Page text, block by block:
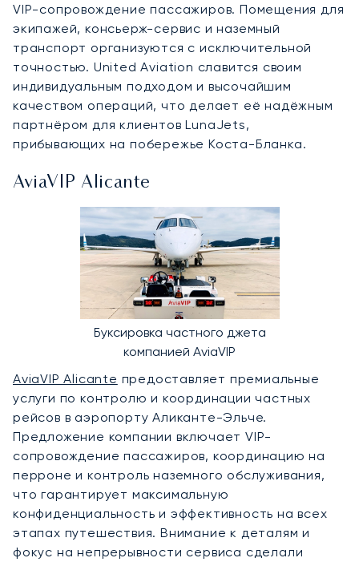
VIP-сопровождение пассажиров. Помещения для
экипажей, консьерж-сервис и наземный
транспорт организуются с исключительной
точностью. United Aviation славится своим
индивидуальным подходом и высочайшим
качеством операций, что делает её надёжным
партнёром для клиентов LunaJets,
прибывающих на побережье Коста-Бланка.
AviaVIP Alicante
Буксировка частного джета
компанией AviaVIP
AviaVIP Alicante предоставляет премиальные
услуги по контролю и координации частных
рейсов в аэропорту Аликанте-Эльче.
Предложение компании включает VIP-
сопровождение пассажиров, координацию на
перроне и контроль наземного обслуживания,
что гарантирует максимальную
конфиденциальность и эффективность на всех
этапах путешествия. Внимание к деталям и
фокус на непрерывности сервиса сделали